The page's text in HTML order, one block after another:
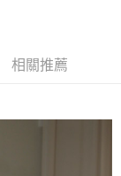
相關推薦